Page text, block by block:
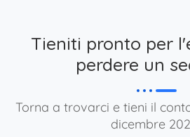
Tieniti pronto per
perdere un
Torna a trovarci e tieni il
dicembre